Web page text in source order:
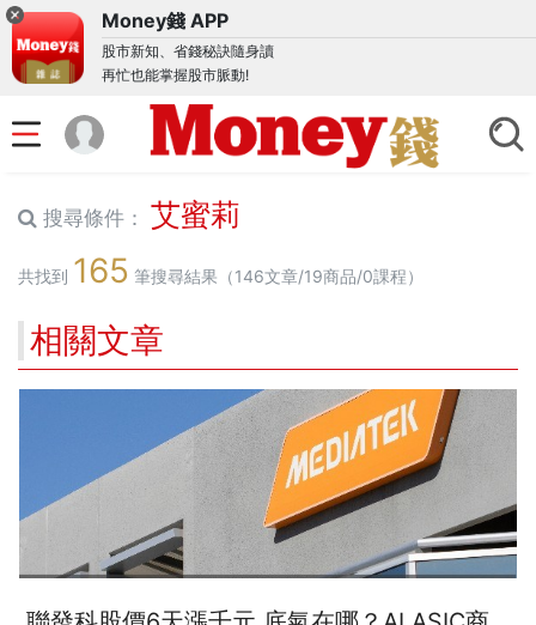
Money錢 APP
股市新知、省錢秘訣隨身讀
再忙也能掌握股市脈動!
搜尋條件： 艾蜜莉
共找到 165 筆搜尋結果（146文章/19商品/0課程）
相關文章